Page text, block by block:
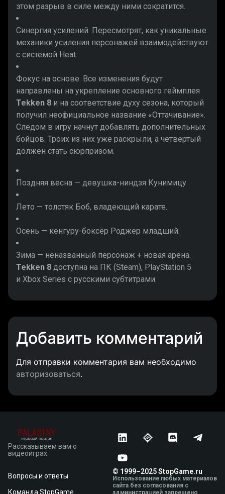
этом разрыв в силе между ними сократится.
Синергия усилений. Пересмотрят, как уникальные
механики усиления персонажей взаимодействуют
с системой Heat.
Фокус на основе. Все изменения будут
направлены на укрепление основного геймплея
Tekken 8 и на соответствие духу сезона, который
получил неофициальное название «Оттачивание».
Следом в игру начнут добавлять дополнительных
бойцов. Троих из них уже раскрыли, а четвёртый
должен стать сюрпризом.
Поздняя весна — девушка-ниндзя Кунимицу.
Лето — толстяк Боб, владеющий карате.
Осень — кенгуру-боксёр Роджер младший.
Зима — неназванный персонаж + новая арена.
Tekken 8 доступна на ПК (Steam), PlayStation 5
и Xbox Series с русскими субтитрами.
Добавить комментарий
Для отправки комментария вам необходимо
авторизоваться.
Рассказываем вам о
видеоиграх
Вопросы и ответы
Команда StopGame
© 1999–2025 StopGame.ru
Использование любых материалов
сайта без согласования с
администрацией запрещено